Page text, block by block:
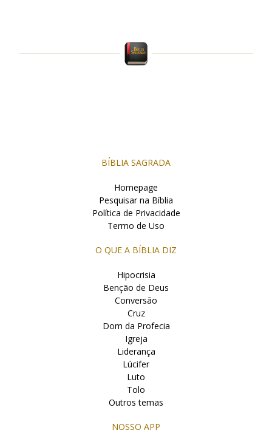
BÍBLIA SAGRADA
Homepage
Pesquisar na Bíblia
Política de Privacidade
Termo de Uso
O QUE A BÍBLIA DIZ
Hipocrisia
Benção de Deus
Conversão
Cruz
Dom da Profecia
Igreja
Liderança
Lúcifer
Luto
Tolo
Outros temas
NOSSO APP